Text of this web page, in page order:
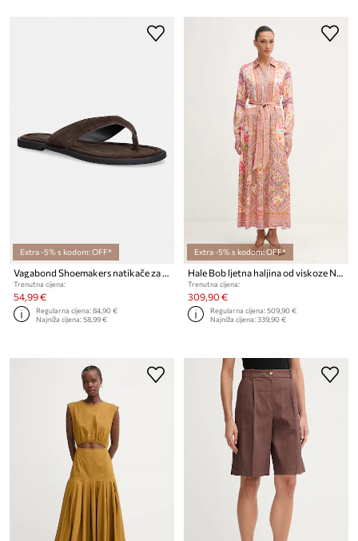
Extra -5% s kodom: OFF*
Trenutna cijena:
54,99 €
Regularna cijena:84,90 €
Najniža cijena:58,99 €
Extra -5% s kodom: OFF*
Trenutna cijena:
309,90 €
Regularna cijena:509,90 €
Najniža cijena:339,90 €